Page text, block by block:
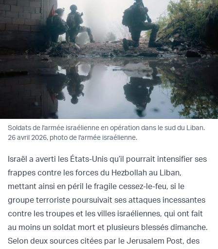
Soldats de l'armée israélienne en opération dans le sud du Liban.
26 avril 2026, photo de l'armée israélienne.
Israël a averti les États-Unis qu’il pourrait intensifier ses
frappes contre les forces du Hezbollah au Liban,
mettant ainsi en péril le fragile cessez-le-feu, si le
groupe terroriste poursuivait ses attaques incessantes
contre les troupes et les villes israéliennes, qui ont fait
au moins un soldat mort et plusieurs blessés dimanche.
Selon deux sources citées par le Jerusalem Post, des